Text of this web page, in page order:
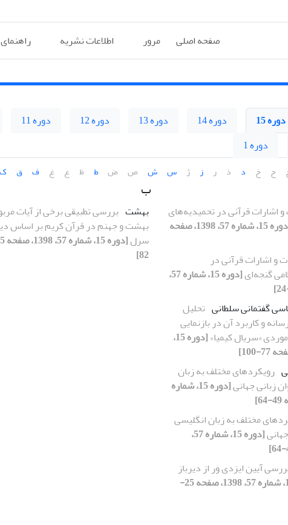
صفحه اصلی مرور اطلاعات نشریه
دوره 15 دوره 14 دوره 13 دوره 12 دوره 11
دوره 1
ح خ د ذ ر ز ژ س ش ص ض ط ظ ع غ ف ق ک
و اشارات قرآنی در تحمیدیه‌های
[دوره 15، شماره 57، 1398، صفحه
و اشارات قرآنی در
گنجه‌ای
[دوره 15، شماره 57،
گفتمانی سلطانی تحلیل
و کاربرد آن در بازنمایی
«سریال کیمیا»
[دوره 15،
رویکردهای مختلف به زبان
زبانی جهانی
[دوره 15، شماره
مختلف به زبان انگلیسی
[دوره 15، شماره 57،
آیین ایزدی وَر از دیرباز
[دوره 15، شماره 57، 1398، صفحه 25-
ب
بهشت بررسی تطبیقی برخی از آیات
بهشت و جهنم در قرآن کریم بر اساس
سرل
82]